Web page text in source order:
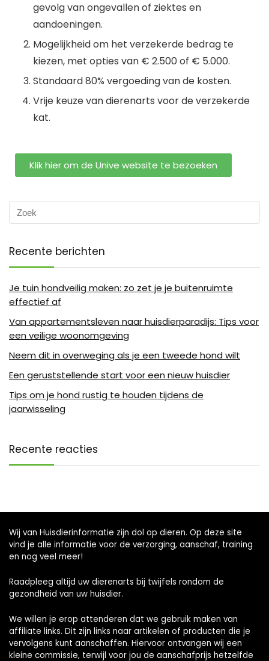
gevolg van ongevallen of ziektes en
aandoeningen.
Mogelijkheid om het verzekerde bedrag te
kiezen, met opties van € 2.500 of € 5.000.
Standaard 80% vergoeding van de kosten.
Vrije keuze van dierenarts voor de verzekerde
kat.
Klik hier om de Unive website te bezoeken
Recente berichten
Je tuin hondveilig maken: zo zet je je buitenruimte
effectief af
Van appartementsleven naar huisdierparadijs: Tips voor
een veilige woonomgeving
Neem dit in overweging als je een tweede hond wilt
Een geruststellende start voor een nieuw huisdier
Tips om je hond rustig te houden tijdens de
jaarwisseling
Recente reacties
Wij van Huisdierinformatie zijn dol op dieren. Op deze site
vind je alle informatie voor de verzorging, aanschaf, training
en nog veel meer!
Raadpleeg altijd uw dierenarts bij twijfels rondom de
gezondheid van uw huisdier.
We willen je erop attenderen dat we gebruik maken van
affiliate links. Dit zijn links naar artikelen of producten die je
vervolgens kunt aanschaffen. Hiervoor ontvangen wij een
kleine commissie, terwijl voor jou de aanschafprijs hetzelfde